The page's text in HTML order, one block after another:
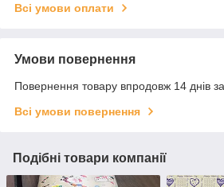
Всі умови оплати
Умови повернення
Повернення товару впродовж 14 днів
Всі умови повернення
Подібні товари компанії